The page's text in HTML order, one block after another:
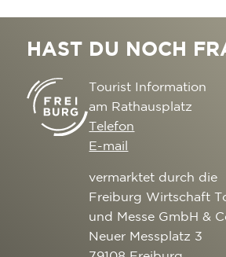
HAST DU NOCH
Tourist Information
am Rathausplatz
Telefon
E-mail
vermarktet durch die
Freiburg Wirtschaft
und Messe GmbH &
Neuer Messplatz 3